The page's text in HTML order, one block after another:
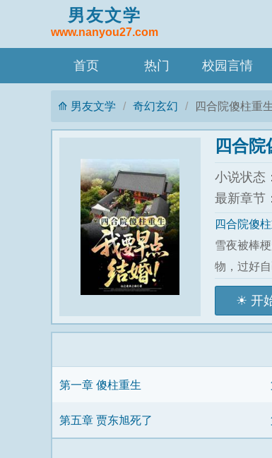
男友文学
www.nanyou27.com
首页 热门 校园言情
男友文学 奇幻玄幻 四合院傻柱重
早点结婚！四合院
小说状态
最新章节：
四合院傻
雪夜被棒
物，过好
开
第一章 傻柱重生
第五章 贾东旭死了